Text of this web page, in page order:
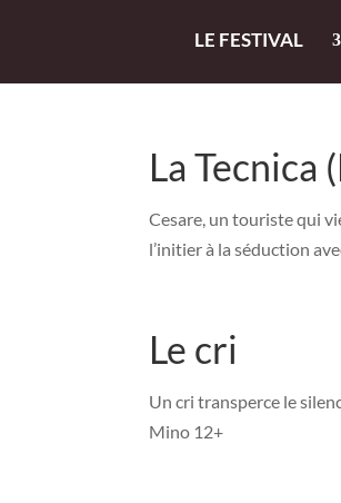
LE FESTIVAL
La Tecnica
Cesare, un touriste qui
l’initier à la séduction
Le cri
Un cri transperce le
Mino 12+